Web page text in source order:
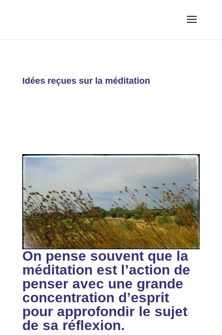
Idées reçues sur la méditation
On pense souvent que la
méditation est l’action de
penser avec une grande
concentration d’esprit
pour approfondir le sujet
de sa réflexion.